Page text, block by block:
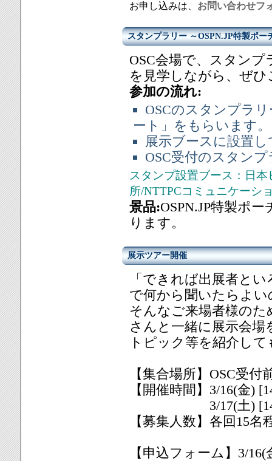
お申し込みは、 お問い合わせフ
スタンプラリー ～OSPN.JP特製ポー
OSC会場で、スタン
を見学しながら、ぜ
参加の流れ:
OSCのスタンプラ
ート」をもらいます。
展示ブースに設置
OSC受付のスタン
スタンプ設置ブース：日
所/NTTPCコミュニケーシ
景品:OSPN.JP特製ポ
ります。
展示ツアー開催
「できれば出展者と
で何から聞いたらよ
そんなご来場者様の
さんと一緒に展示会
トピック等を紹介し
【集合場所】OSC受付
【開催時間】3/16(金)
3/17(土) [14:00
【募集人数】各回15名
【申込フォーム】3/